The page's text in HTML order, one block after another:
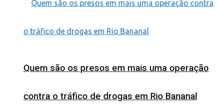
Quem são os presos em mais uma operação
contra o tráfico de drogas em Rio Bananal